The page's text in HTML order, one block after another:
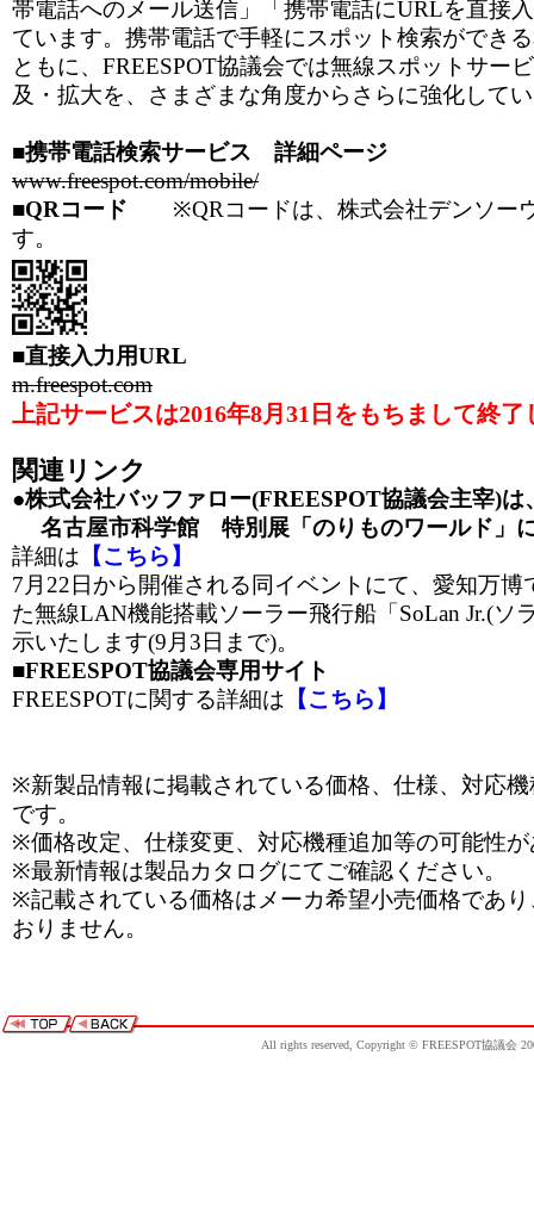
帯電話へのメール送信」「携帯電話にURLを直接
ています。携帯電話で手軽にスポット検索ができ
ともに、FREESPOT協議会では無線スポットサー
及・拡大を、さまざまな角度からさらに強化して
■携帯電話検索サービス 詳細ページ
www.freespot.com/mobile/
■QRコード ※QRコードは、株式会社デンソー
す。
■直接入力用URL
m.freespot.com
上記サービスは2016年8月31日をもちまして終了
関連リンク
●株式会社バッファロー(FREESPOT協議会主宰)は
名古屋市科学館 特別展「のりものワールド」
詳細は 【こちら】
7月22日から開催される同イベントにて、愛知万博
た無線LAN機能搭載ソーラー飛行船「SoLan Jr.(
示いたします(9月3日まで)。
■FREESPOT協議会専用サイト
FREESPOTに関する詳細は 【こちら】
※新製品情報に掲載されている価格、仕様、対応
です。
※価格改定、仕様変更、対応機種追加等の可能性
※最新情報は製品カタログにてご確認ください。
※記載されている価格はメーカ希望小売価格であ
おりません。
All rights reserved, Copyright © FREESPOT協議会